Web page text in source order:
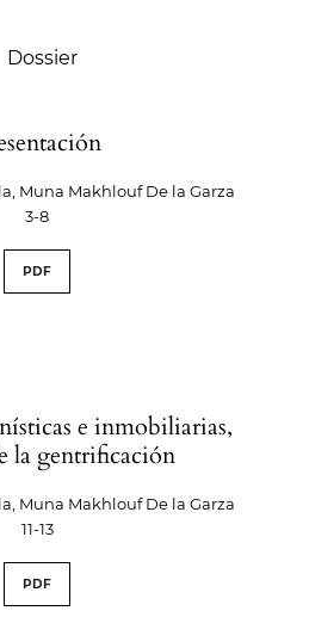
Dossier
Muna Makhlouf De la Garza
3-8
PDF
e inmobiliarias,
la gentrificación
Muna Makhlouf De la Garza
11-13
PDF